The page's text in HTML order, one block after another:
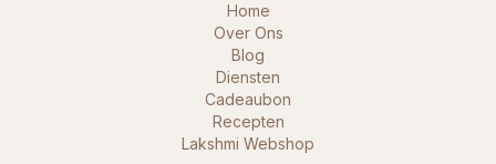
Home
Over Ons
Blog
Diensten
Cadeaubon
Recepten
Lakshmi Webshop